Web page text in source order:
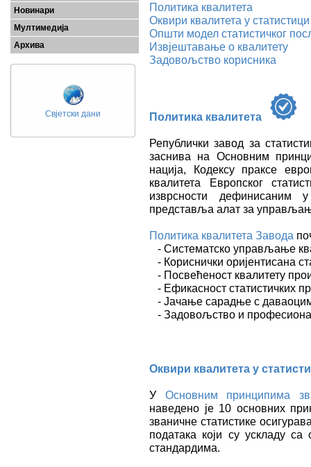
Новинари
Мултимедија
Архива
Свјетски дани
Политика квалитета
Оквири квалитета у статистици
Општи модел статистичког
Извјештавање о квалитету
Задовољство корисника
Политика квалитета
Републички завод за
заснива на Основним
нација, Кодексу праксе
квалитета Европског
изврсности дефинисаним
представља алат за
Политика квалитета Завода
- Систематско управљање
- Кориснички оријентисана
- Посвећеност квалитету
- Ефикасност статистичких
- Јачање сарадње с
- Задовољство и
Оквири квалитета у
У Основним принципима
наведено је 10 основних
званичне статистике
података који су ускладу
стандардима.